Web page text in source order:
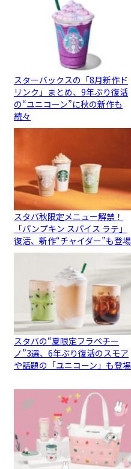
スターバックスの「8月新作ド
リンク」まとめ、9年ぶり復活
の“ユニコーン”に秋の新作も
続々
スタバ秋限定メニュー解禁！
「パンプキン スパイス ラテ」
復活、新作“チャイダー”も登場
スタバの“夏限定フラペチー
ノ”3選、6年ぶり復活のスモア
や話題の「ユニコーン」も登場